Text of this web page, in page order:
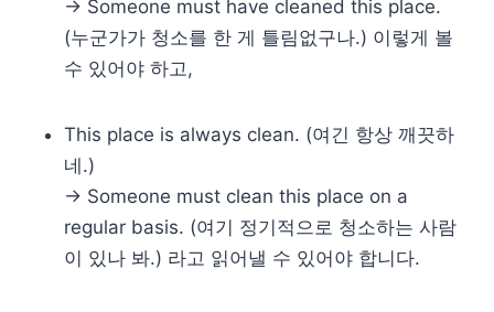
→ Someone must have cleaned this place.
(누군가가 청소를 한 게 틀림없구나.) 이렇게 볼
수 있어야 하고,
This place is always clean. (여긴 항상 깨끗하
네.)
→ Someone must clean this place on a
regular basis. (여기 정기적으로 청소하는 사람
이 있나 봐.) 라고 읽어낼 수 있어야 합니다.